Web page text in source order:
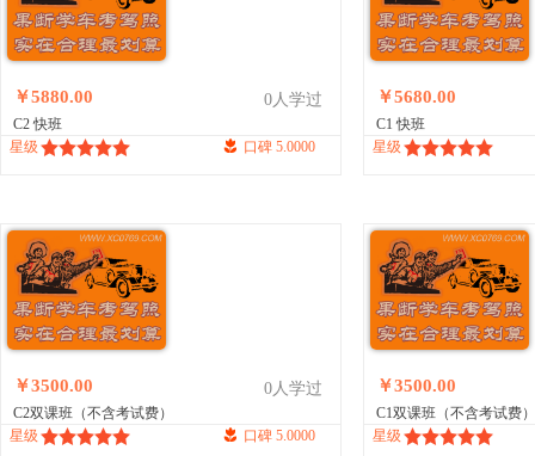
￥5880.00 0人学过
C2 快班
星级
口碑 5.0000
￥5680.00
C1 快班
星级
￥3500.00 0人学过
C2双课班（不含考试费）
星级
口碑 5.0000
￥3500.00
C1双课班（不含考试费）
星级